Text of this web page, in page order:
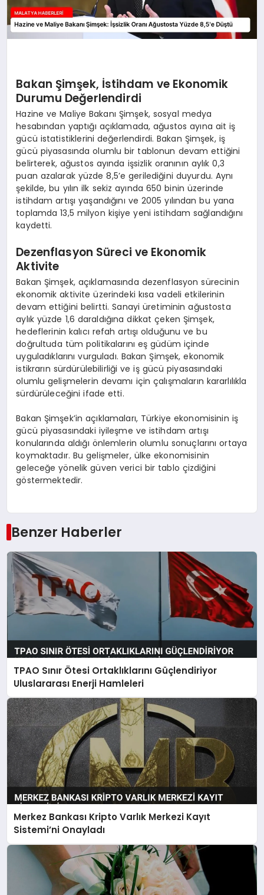
TEKNOLOJI
Bakan Şimşek, İstihdam ve Ekonomik
Durumu Değerlendirdi
Hazine ve Maliye Bakanı Şimşek, sosyal medya
hesabından yaptığı açıklamada, ağustos ayına ait iş
gücü istatistiklerini değerlendirdi. Bakan Şimşek, iş
gücü piyasasında olumlu bir tablonun devam ettiğini
belirterek, ağustos ayında işsizlik oranının aylık 0,3
puan azalarak yüzde 8,5’e gerilediğini duyurdu. Aynı
şekilde, bu yılın ilk sekiz ayında 650 binin üzerinde
istihdam artışı yaşandığını ve 2005 yılından bu yana
toplamda 13,5 milyon kişiye yeni istihdam sağlandığını
kaydetti.
Dezenflasyon Süreci ve Ekonomik
Aktivite
Bakan Şimşek, açıklamasında dezenflasyon sürecinin
ekonomik aktivite üzerindeki kısa vadeli etkilerinin
devam ettiğini belirtti. Sanayi üretiminin ağustosta
aylık yüzde 1,6 daraldığına dikkat çeken Şimşek,
hedeflerinin kalıcı refah artışı olduğunu ve bu
doğrultuda tüm politikalarını eş güdüm içinde
uyguladıklarını vurguladı. Bakan Şimşek, ekonomik
istikrarın sürdürülebilirliği ve iş gücü piyasasındaki
olumlu gelişmelerin devamı için çalışmaların kararlılıkla
sürdürüleceğini ifade etti.
Bakan Şimşek’in açıklamaları, Türkiye ekonomisinin iş
gücü piyasasındaki iyileşme ve istihdam artışı
konularında aldığı önlemlerin olumlu sonuçlarını ortaya
koymaktadır. Bu gelişmeler, ülke ekonomisinin
geleceğe yönelik güven verici bir tablo çizdiğini
göstermektedir.
Benzer Haberler
TPAO Sınır Ötesi Ortaklıklarını Güçlendiriyor
Uluslararası Enerji Hamleleri
Merkez Bankası Kripto Varlık Merkezi Kayıt
Sistemi’ni Onayladı